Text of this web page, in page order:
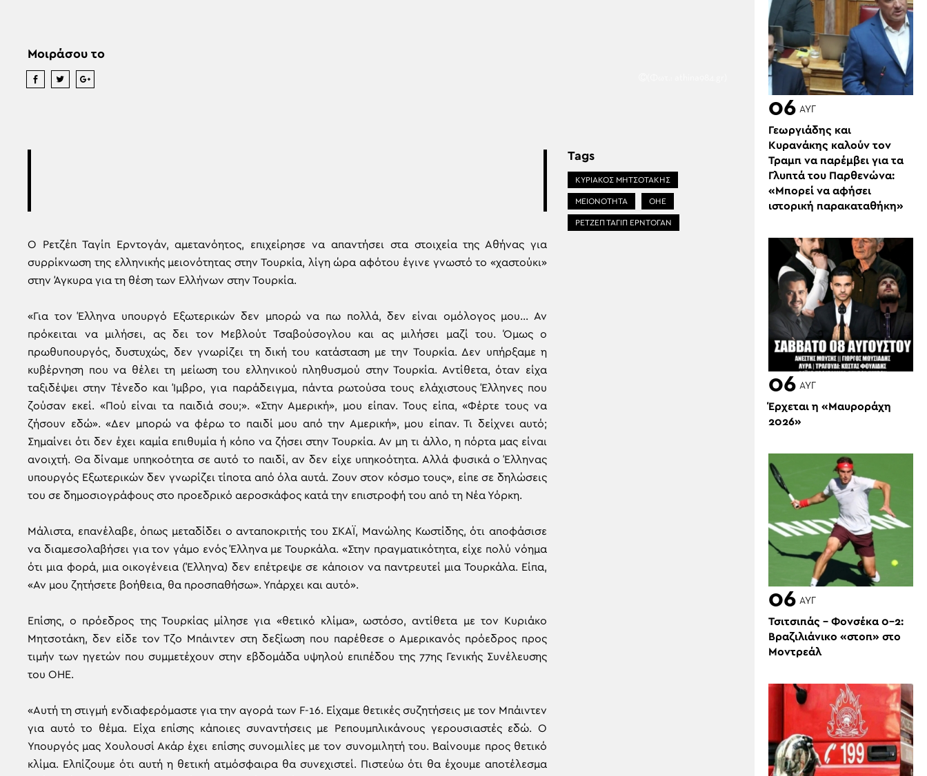
Μοιράσου το
Ο Ρετζέπ Ταγίπ Ερντογάν, αμετανόητος, επιχείρησε να απαντήσει στα στοιχεία της Αθήνας για
συρρίκνωση της ελληνικής μειονότητας στην Τουρκία, λίγη ώρα αφότου έγινε γνωστό το «χαστούκι»
στην Άγκυρα για τη θέση των Ελλήνων στην Τουρκία.
«Για τον Έλληνα υπουργό Εξωτερικών δεν μπορώ να πω πολλά, δεν είναι ομόλογος μου… Αν
πρόκειται να μιλήσει, ας δει τον Μεβλούτ Τσαβούσογλου και ας μιλήσει μαζί του. Όμως ο
πρωθυπουργός, δυστυχώς, δεν γνωρίζει τη δική του κατάσταση με την Τουρκία. Δεν υπήρξαμε η
κυβέρνηση που να θέλει τη μείωση του ελληνικού πληθυσμού στην Τουρκία. Αντίθετα, όταν είχα
ταξιδέψει στην Τένεδο και Ίμβρο, για παράδειγμα, πάντα ρωτούσα τους ελάχιστους Έλληνες που
ζούσαν εκεί. «Πού είναι τα παιδιά σου;». «Στην Αμερική», μου είπαν. Τους είπα, «Φέρτε τους να
ζήσουν εδώ». «Δεν μπορώ να φέρω το παιδί μου από την Αμερική», μου είπαν. Τι δείχνει αυτό;
Σημαίνει ότι δεν έχει καμία επιθυμία ή κόπο να ζήσει στην Τουρκία. Αν μη τι άλλο, η πόρτα μας είναι
ανοιχτή. Θα δίναμε υπηκοότητα σε αυτό το παιδί, αν δεν είχε υπηκοότητα. Αλλά φυσικά ο Έλληνας
υπουργός Εξωτερικών δεν γνωρίζει τίποτα από όλα αυτά. Ζουν στον κόσμο τους», είπε σε δηλώσεις
του σε δημοσιογράφους στο προεδρικό αεροσκάφος κατά την επιστροφή του από τη Νέα Υόρκη.
Μάλιστα, επανέλαβε, όπως μεταδίδει ο ανταποκριτής του ΣΚΑΪ, Μανώλης Κωστίδης, ότι αποφάσισε
να διαμεσολαβήσει για τον γάμο ενός Έλληνα με Τουρκάλα. «Στην πραγματικότητα, είχε πολύ νόημα
ότι μια φορά, μια οικογένεια (Έλληνα) δεν επέτρεψε σε κάποιον να παντρευτεί μια Τουρκάλα. Είπα,
«Αν μου ζητήσετε βοήθεια, θα προσπαθήσω». Υπάρχει και αυτό».
Επίσης, ο πρόεδρος της Τουρκίας μίλησε για «θετικό κλίμα», ωστόσο, αντίθετα με τον Κυριάκο
Μητσοτάκη, δεν είδε τον Τζο Μπάιντεν στη δεξίωση που παρέθεσε ο Αμερικανός πρόεδρος προς
τιμήν των ηγετών που συμμετέχουν στην εβδομάδα υψηλού επιπέδου της 77ης Γενικής Συνέλευσης
του ΟΗΕ.
«Αυτή τη στιγμή ενδιαφερόμαστε για την αγορά των F-16. Είχαμε θετικές συζητήσεις με τον Μπάιντεν
για αυτό το θέμα. Είχα επίσης κάποιες συναντήσεις με Ρεπουμπλικάνους γερουσιαστές εδώ. Ο
Υπουργός μας Χουλουσί Ακάρ έχει επίσης συνομιλίες με τον συνομιλητή του. Βαίνουμε προς θετικό
κλίμα. Ελπίζουμε ότι αυτή η θετική ατμόσφαιρα θα συνεχιστεί. Πιστεύω ότι θα έχουμε αποτέλεσμα
Tags
ΚΥΡΙΑΚΟΣ ΜΗΤΣΟΤΑΚΗΣ
ΜΕΙΟΝΟΤΗΤΑ ΟΗΕ
ΡΕΤΖΕΠ ΤΑΓΙΠ ΕΡΝΤΟΓΑΝ
06 ΑΥΓ
Γεωργιάδης και
Κυρανάκης καλούν τον
Τραμπ να παρέμβει για τα
Γλυπτά του Παρθενώνα:
«Μπορεί να αφήσει
ιστορική παρακαταθήκη»
06 ΑΥΓ
Έρχεται η «Μαυροράχη
2026»
06 ΑΥΓ
Τσιτσιπάς – Φονσέκα 0-2:
Βραζιλιάνικο «στοπ» στο
Μοντρεάλ